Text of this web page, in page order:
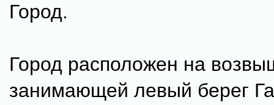
Город.
Город расположен на
занимающей левый берег